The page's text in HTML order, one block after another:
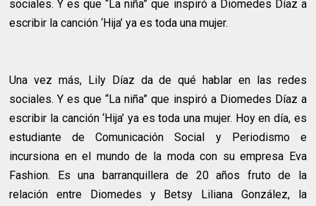
sociales. Y es que “La niña” que inspiró a Diomedes Díaz a
escribir la canción ‘Hija’ ya es toda una mujer.
Una vez más, Lily Díaz da de qué hablar en las redes
sociales. Y es que “La niña” que inspiró a Diomedes Díaz a
escribir la canción ‘Hija’ ya es toda una mujer. Hoy en día, es
estudiante de Comunicación Social y Periodismo e
incursiona en el mundo de la moda con su empresa Eva
Fashion. Es una barranquillera de 20 años fruto de la
relación entre Diomedes y Betsy Liliana González, la